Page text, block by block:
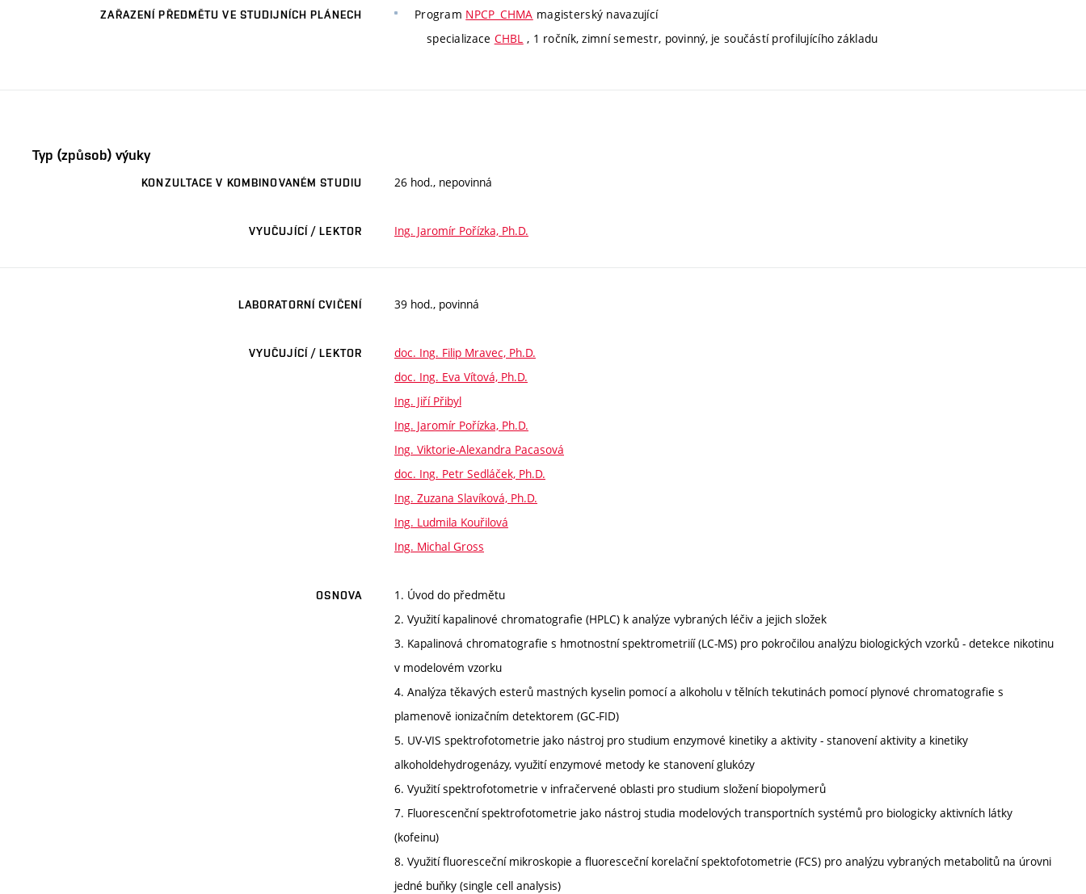
ZAŘAZENÍ PŘEDMĚTU VE STUDIJNÍCH PLÁNECH Program NPCP_CHMA magisterský navazující
specializace CHBL , 1 ročník, zimní semestr, povinný, je součástí profilujícího základu
Typ (způsob) výuky
KONZULTACE V KOMBINOVANÉM STUDIU 26 hod., nepovinná
VYUČUJÍCÍ / LEKTOR Ing. Jaromír Pořízka, Ph.D.
LABORATORNÍ CVIČENÍ 39 hod., povinná
VYUČUJÍCÍ / LEKTOR
doc. Ing. Filip Mravec, Ph.D.
doc. Ing. Eva Vítová, Ph.D.
Ing. Jiří Přibyl
Ing. Jaromír Pořízka, Ph.D.
Ing. Viktorie-Alexandra Pacasová
doc. Ing. Petr Sedláček, Ph.D.
Ing. Zuzana Slavíková, Ph.D.
Ing. Ludmila Kouřilová
Ing. Michal Gross
OSNOVA
1. Úvod do předmětu
2. Využití kapalinové chromatografie (HPLC) k analýze vybraných léčiv a jejich složek
3. Kapalinová chromatografie s hmotnostní spektrometriíí (LC-MS) pro pokročilou analýzu biologických vzorků - detekce nikotinu
v modelovém vzorku
4. Analýza těkavých esterů mastných kyselin pomocí a alkoholu v tělních tekutinách pomocí plynové chromatografie s
plamenově ionizačním detektorem (GC-FID)
5. UV-VIS spektrofotometrie jako nástroj pro studium enzymové kinetiky a aktivity - stanovení aktivity a kinetiky
alkoholdehydrogenázy, využití enzymové metody ke stanovení glukózy
6. Využití spektrofotometrie v infračervené oblasti pro studium složení biopolymerů
7. Fluorescenční spektrofotometrie jako nástroj studia modelových transportních systémů pro biologicky aktivních látky
(kofeinu)
8. Využití fluoresceční mikroskopie a fluoresceční korelační spektofotometrie (FCS) pro analýzu vybraných metabolitů na úrovni
jedné buňky (single cell analysis)